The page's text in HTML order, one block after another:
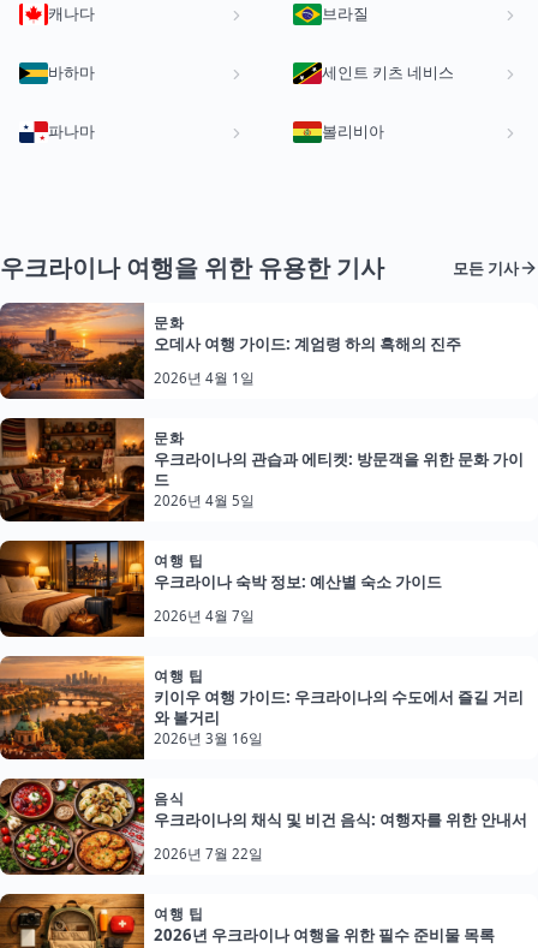
캐나다 브라질
바하마 세인트 키츠 네비스
파나마 볼리비아
우크라이나 여행을 위한 유용한 기사 모든 기사
문화
오데사 여행 가이드: 계엄령 하의 흑해의 진주
2026년 4월 1일
문화
우크라이나의 관습과 에티켓: 방문객을 위한 문화 가이
드
2026년 4월 5일
여행 팁
우크라이나 숙박 정보: 예산별 숙소 가이드
2026년 4월 7일
여행 팁
키이우 여행 가이드: 우크라이나의 수도에서 즐길 거리
와 볼거리
2026년 3월 16일
음식
우크라이나의 채식 및 비건 음식: 여행자를 위한 안내서
2026년 7월 22일
여행 팁
2026년 우크라이나 여행을 위한 필수 준비물 목록